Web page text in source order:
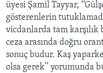
üyesi Şamil Tayyar,
gösterenlerin
vicdanlarda tam karşılık
ceza arasında doğru
sonuç budur. Kaş
olsa gerek’’ yorumunda